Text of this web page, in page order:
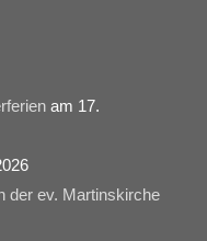
am 17.
der ev. Martinskirche